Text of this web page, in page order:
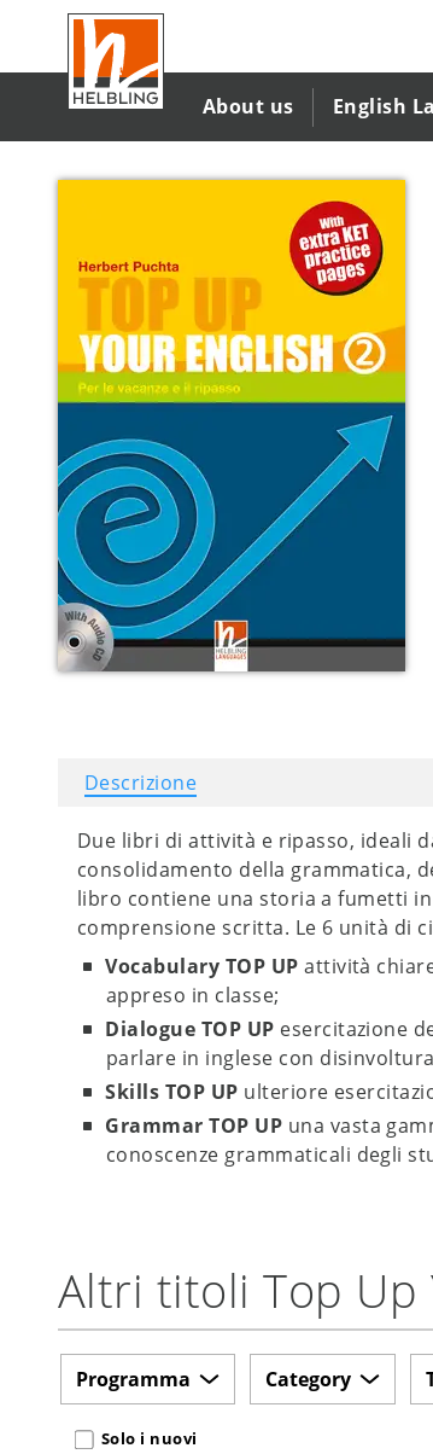
contenuto
principale
About us English
Descrizione
Due libri di attività e ripasso, ideali
consolidamento della grammatica,
libro contiene una storia a fumetti
comprensione scritta. Le 6 unità di
Vocabulary TOP UP attività
appreso in classe;
Dialogue TOP UP esercitazione
parlare in inglese con
Skills TOP UP ulteriore
Grammar TOP UP una vasta
conoscenze grammaticali degli
Altri titoli Top Up
Solo i nuovi
Programma Category